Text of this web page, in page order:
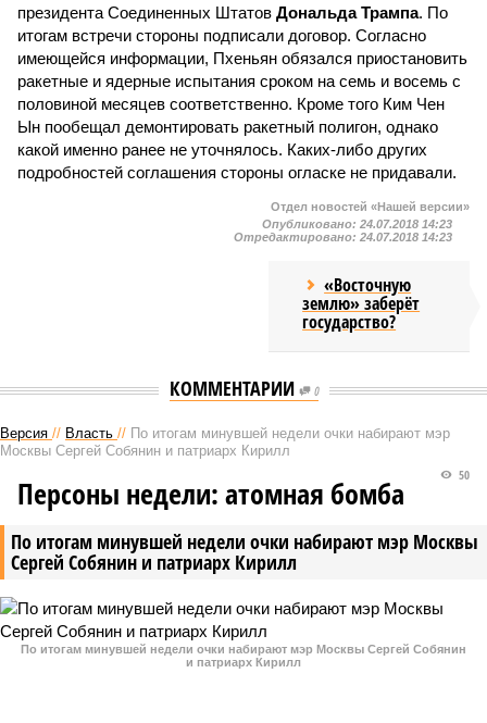
президента Соединенных Штатов Дональда Трампа. По
итогам встречи стороны подписали договор. Согласно
имеющейся информации, Пхеньян обязался приостановить
ракетные и ядерные испытания сроком на семь и восемь с
половиной месяцев соответственно. Кроме того Ким Чен
Ын пообещал демонтировать ракетный полигон, однако
какой именно ранее не уточнялось. Каких-либо других
подробностей соглашения стороны огласке не придавали.
Отдел новостей «Нашей версии»
Опубликовано: 24.07.2018 14:23
Отредактировано: 24.07.2018 14:23
«Восточную
землю» заберёт
государство?
КОММЕНТАРИИ 0
Версия // Власть // По итогам минувшей недели очки набирают мэр
Москвы Сергей Собянин и патриарх Кирилл
По итогам минувшей недели очки набирают мэр Москвы
Сергей Собянин и патриарх Кирилл
50
Персоны недели: атомная бомба
По итогам минувшей недели очки набирают мэр Москвы Сергей Собянин
и патриарх Кирилл